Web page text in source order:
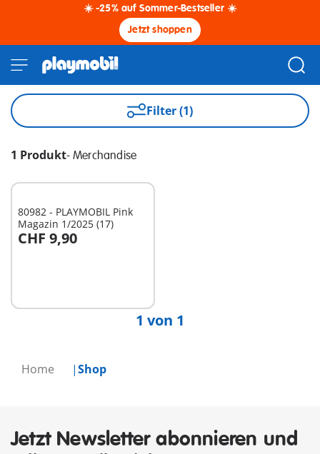
☀️ -25% auf Sommer-Bestseller ☀️
Jetzt shoppen
Home Shop
Filter (1)
1 Produkt- Merchandise
80982 - PLAYMOBIL Pink
Magazin 1/2025 (17)
CHF 9,90
In den Warenkorb
1 von 1
Jetzt Newsletter abonnieren und